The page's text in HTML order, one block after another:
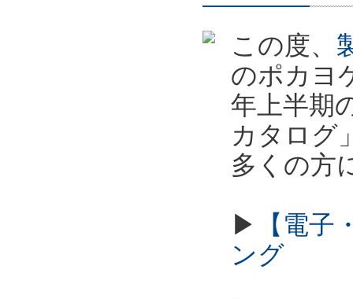
この度、
のポカヨ
年上半期
カタログ
多くの方
▶
【電
ング